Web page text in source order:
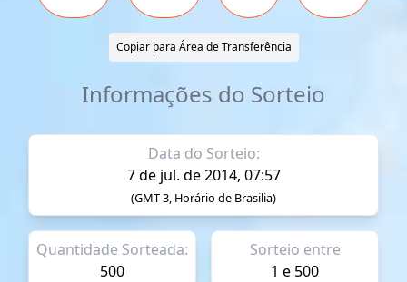
Copiar para Área de Transferência
Informações do Sorteio
Data do Sorteio:
7 de jul. de 2014, 07:57
(GMT-3, Horário de Brasilia)
Quantidade Sorteada:
500
Sorteio entre
1 e 500